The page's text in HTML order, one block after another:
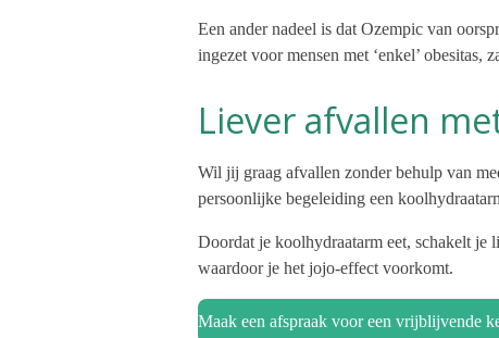
Een ander nadeel is dat Ozempic van
ingezet voor mensen met ‘enkel’ obesitas,
Liever afvallen
Wil jij graag afvallen zonder behulp van
persoonlijke begeleiding een
Doordat je koolhydraatarm eet, schakelt je
waardoor je het jojo-effect voorkomt.
Maak een afspraak voor een vrijblijvende